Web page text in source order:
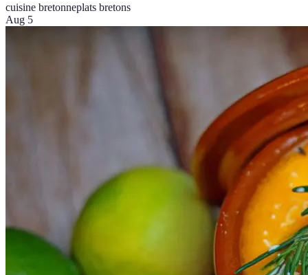
cuisine bretonneplats bretons
Aug 5